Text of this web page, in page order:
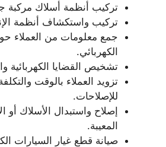
تركيب أنظمة أسلاك مركبة
تركيب واستكشاف أنظمة
جمع معلومات من العملاء
الكهربائي.
تشخيص القضايا الكهربائية
تزويد العملاء بالوقت
للإصلاحات.
إصلاح واستبدال الأسلاك أو
المعيبة.
صيانة قطع غيار السيارات